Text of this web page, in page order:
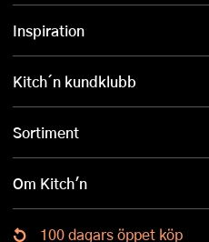
Inspiration
Kitch´n kundklubb
Sortiment
Om Kitch'n
100 dagars öppet köp